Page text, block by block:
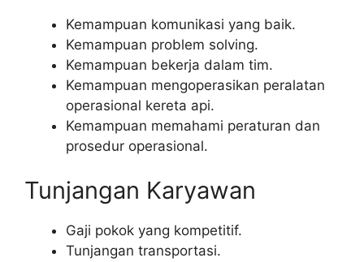
Kemampuan komunikasi yang baik.
Kemampuan problem solving.
Kemampuan bekerja dalam tim.
Kemampuan mengoperasikan peralatan
operasional kereta api.
Kemampuan memahami peraturan dan
prosedur operasional.
Tunjangan Karyawan
Gaji pokok yang kompetitif.
Tunjangan transportasi.